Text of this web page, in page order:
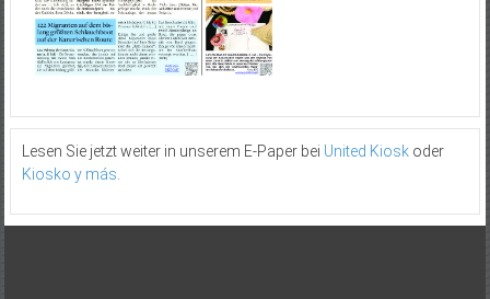
Lesen Sie jetzt weiter in unserem E-Paper bei United Kioskoder
Kiosko y más.